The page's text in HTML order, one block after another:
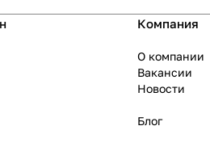
Компания
О компании
Вакансии
Новости
Блог